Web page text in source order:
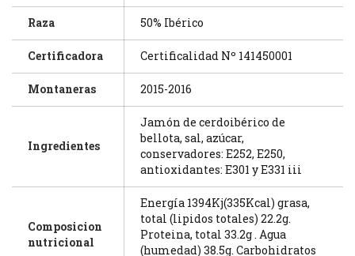
Raza 50% Ibérico
Certificadora Certificalidad Nº 141450001
Montaneras 2015-2016
Ingredientes
Jamón de cerdoibérico de
bellota, sal, azúcar,
conservadores: E252, E250,
antioxidantes: E301 y E331 iii
Composicion
nutricional
Energía 1394Kj(335Kcal) grasa,
total (lipidos totales) 22.2g.
Proteina, total 33.2g . Agua
(humedad) 38.5g. Carbohidratos